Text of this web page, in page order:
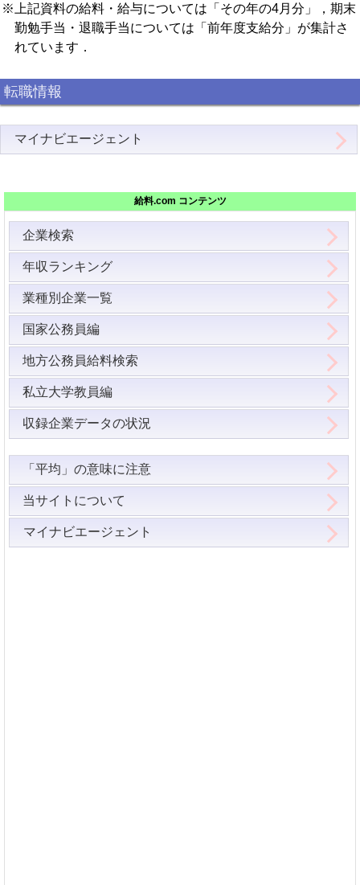
※上記資料の給料・給与については「その年の4月分」，期末
勤勉手当・退職手当については「前年度支給分」が集計さ
れています．
転職情報
マイナビエージェント
給料.com コンテンツ
企業検索
年収ランキング
業種別企業一覧
国家公務員編
地方公務員給料検索
私立大学教員編
収録企業データの状況
「平均」の意味に注意
当サイトについて
マイナビエージェント